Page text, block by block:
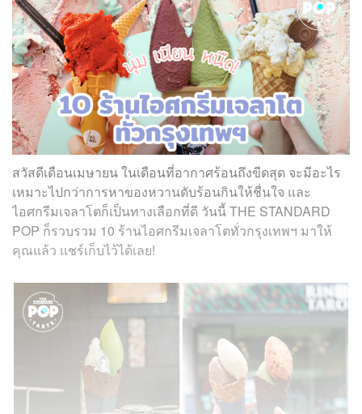
สวัสดีเดือนเมษายน ในเดือนที่อากาศร้อนถึงขีดสุด จะมีอะไร
เหมาะไปกว่าการหาของหวานดับร้อนกินให้ชื่นใจ และ
ไอศกรีมเจลาโตก็เป็นทางเลือกที่ดี วันนี้ THE STANDARD
POP ก็รวบรวม 10 ร้านไอศกรีมเจลาโตทั่วกรุงเทพฯ มาให้
คุณแล้ว แชร์เก็บไว้ได้เลย!